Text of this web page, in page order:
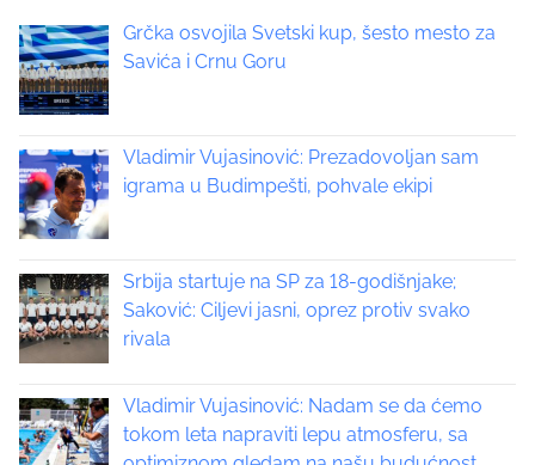
o
s
t
o
n
:
s
t
s
n
a
i
g
a
t
Grčka osvojila Svetski kup, šesto mesto za
Savića i Crnu Goru
Vladimir Vujasinović: Prezadovoljan sam
igrama u Budimpešti, pohvale ekipi
Srbija startuje na SP za 18-godišnjake;
Saković: Ciljevi jasni, oprez protiv svako
rivala
Vladimir Vujasinović: Nadam se da ćemo
tokom leta napraviti lepu atmosferu, sa